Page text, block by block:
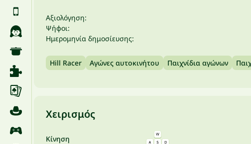
Αξιολόγηση:
Ψήφοι:
Ημερομηνία δημοσίευσης:
Hill Racer Αγώνες αυτοκινήτου Παιχνίδια αγώνων
Χειρισμός
Κίνηση